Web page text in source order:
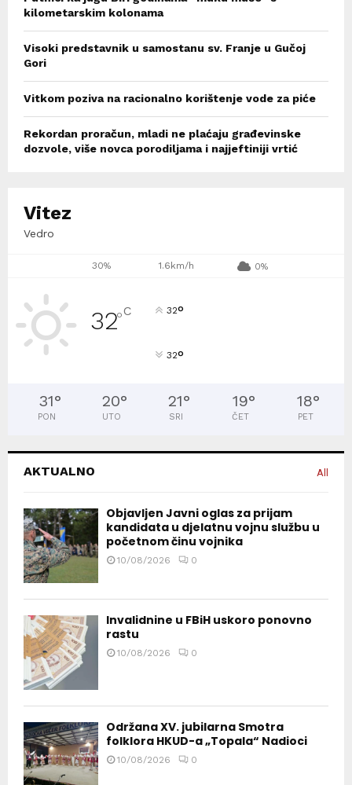
kilometarskim kolonama
Visoki predstavnik u samostanu sv. Franje u Gučoj
Gori
Vitkom poziva na racionalno korištenje vode za piće
Rekordan proračun, mladi ne plaćaju građevinske
dozvole, više novca porodiljama i najjeftiniji vrtić
Vitez
Vedro
30% 1.6km/h 0%
32°C 32°
32°
31°
PON
20°
UTO
21°
SRI
19°
ČET
18°
PET
AKTUALNO All
Objavljen Javni oglas za prijam
kandidata u djelatnu vojnu službu u
početnom činu vojnika
10/08/2026 0
Invalidnine u FBiH uskoro ponovno
rastu
10/08/2026 0
Održana XV. jubilarna Smotra
folklora HKUD-a „Topala“ Nadioci
10/08/2026 0